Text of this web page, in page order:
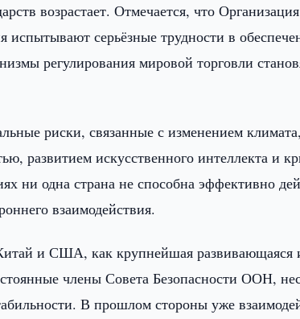
возрастает. Отмечается, что
испытывают серьёзные трудности в
регулирования мировой торговли
риски, связанные с изменением
развитием искусственного интеллекта и
ни одна страна не способна эффективно
взаимодействия.
и США, как крупнейшая развивающаяся
члены Совета Безопасности ООН,
В прошлом стороны уже